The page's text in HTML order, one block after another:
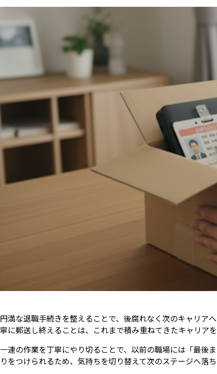
円満な退職手続きを整えることで、後腐れなく次のキャリア
寧に郵送し終えることは、これまで積み重ねてきたキャリア
一連の作業を丁寧にやり切ることで、以前の職場には「最後
りをつけられるため、気持ちを切り替えて次のステージへ落